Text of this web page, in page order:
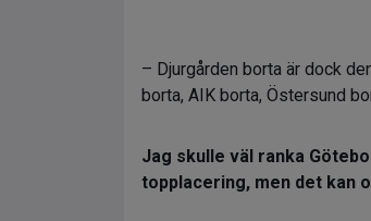
– Djurgården borta är dock
borta, AIK borta, Östersund
Jag skulle väl ranka
topplacering, men det kan